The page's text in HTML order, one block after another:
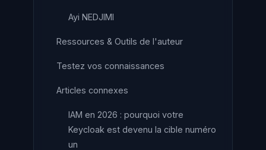
Ayi NEDJIMI
Ressources & Outils de l'auteur
Testez vos connaissances
Articles connexes
IAM en 2026 : pourquoi votre
Keycloak est devenu la cible numéro
un